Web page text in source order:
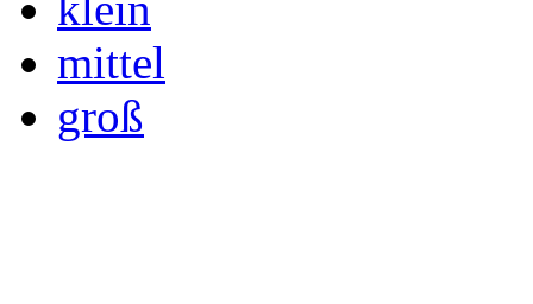
Bild DSC02968.JPG
Bild DSC02969.JPG
Bild DSC02972.JPG